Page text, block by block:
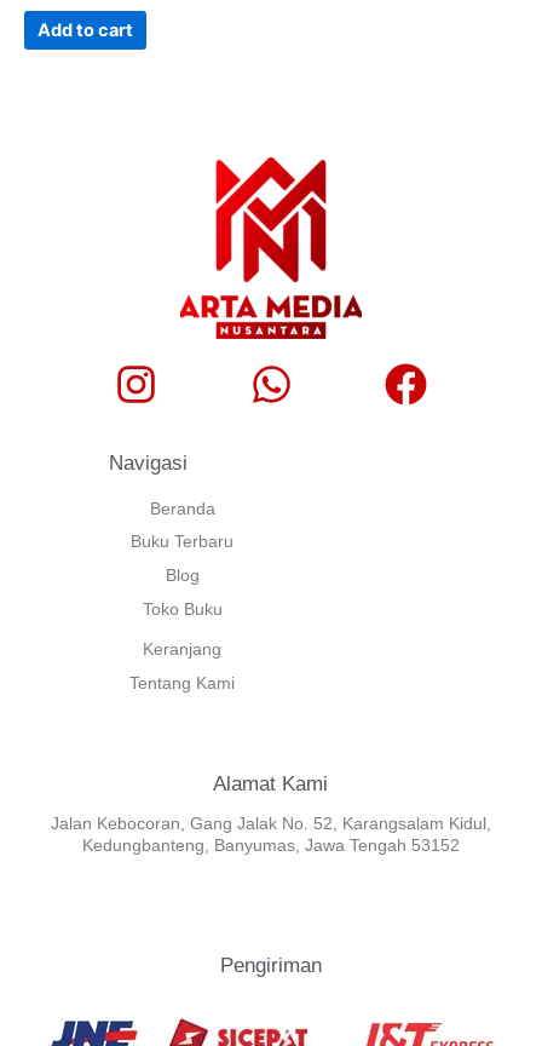
Add to cart
Navigasi
Beranda
Buku Terbaru
Blog
Toko Buku
Keranjang
Tentang Kami
Alamat Kami
Jalan Kebocoran, Gang Jalak No. 52, Karangsalam Kidul,
Kedungbanteng, Banyumas, Jawa Tengah 53152
Pengiriman